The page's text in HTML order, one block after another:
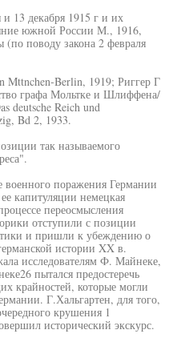
13 декабря 1915 г и их
южной России М., 1916,
поводу закона 2 февраля
Mttnchen-Berlin, 1919; Риггер Г
графа Мольтке и Шлиффена/
deutsche Reich und
Bd 2, 1933.
так называемого
поражения Германии
капитуляции немецкая
переосмысления
отступили с позиции
и пришли к убеждению о
истории XX в.
исследователям Ф. Майнеке,
пытался предостеречь
крайностей, которые могли
Г.Хальгартен, для того,
крушения 1
исторический экскурс.